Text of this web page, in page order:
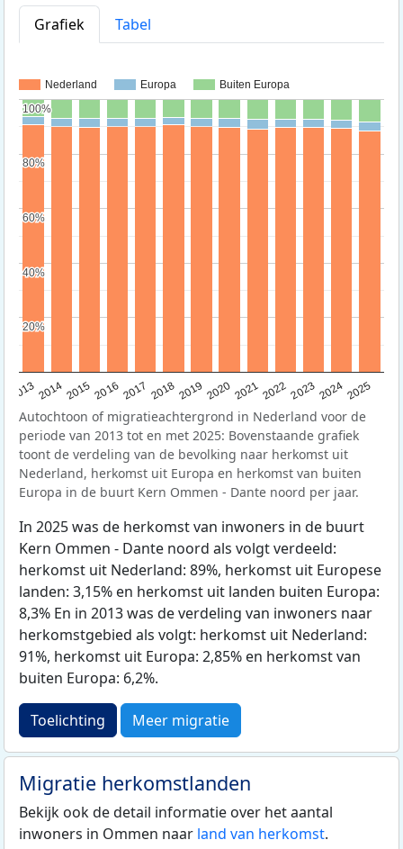
Grafiek
Tabel
Nederland Europa Buiten Europa
20132014201520162017 20182019 202020212022202320242025
20%
20%
40%
40%
60%
60%
80%
80%
100%
100%
Autochtoon of migratieachtergrond in Nederland voor de
periode van 2013 tot en met 2025: Bovenstaande grafiek
toont de verdeling van de bevolking naar herkomst uit
Nederland, herkomst uit Europa en herkomst van buiten
Europa in de buurt Kern Ommen - Dante noord per jaar.
In 2025 was de herkomst van inwoners in de buurt
Kern Ommen - Dante noord als volgt verdeeld:
herkomst uit Nederland: 89%, herkomst uit Europese
landen: 3,15% en herkomst uit landen buiten Europa:
8,3% En in 2013 was de verdeling van inwoners naar
herkomstgebied als volgt: herkomst uit Nederland:
91%, herkomst uit Europa: 2,85% en herkomst van
buiten Europa: 6,2%.
Toelichting Meer migratie
Migratie herkomstlanden
Bekijk ook de detail informatie over het aantal
inwoners in Ommen naar land van herkomst.